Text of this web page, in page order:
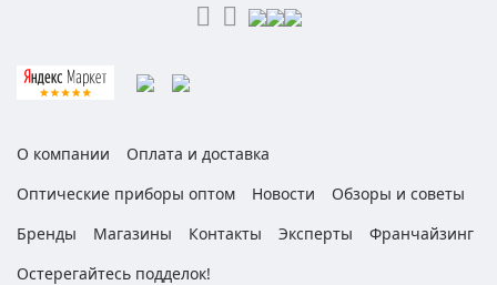
О компании
Оплата и доставка
Оптические приборы оптом
Новости
Обзоры и советы
Бренды
Магазины Контакты Эксперты
Франчайзинг
Остерегайтесь подделок!